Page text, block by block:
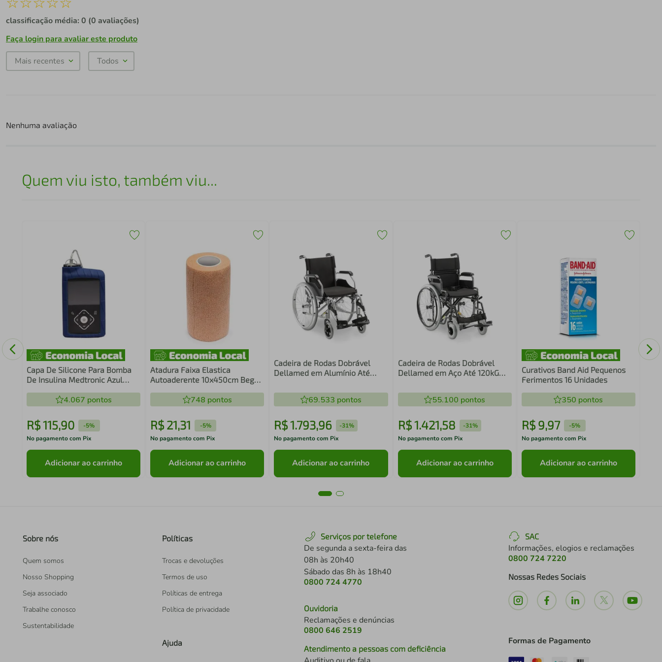
classificação média: 0 (0 avaliações)
Faça login para avaliar este produto
Mais recentes Todos
Nenhuma avaliação
Quem viu isto, também viu...
Capa De Silicone Para Bomba
De Insulina Medtronic Azul
4.067 pontos
R$115,90 -5%
No pagamento com Pix
Adicionar ao carrinho
Atadura Faixa Elastica
Autoaderente 10x450cm Bege
748 pontos
R$ 21,31 -5%
No pagamento com Pix
Adicionar ao carrinho
Cadeira de Rodas Dobrável
Dellamed em Alumínio Até
69.533 pontos
R$1.793,96 -31%
No pagamento com Pix
Adicionar ao carrinho
Cadeira de Rodas Dobrável
Dellamed em Aço Até 120kG
55.100 pontos
R$1.421,58 -31%
No pagamento com Pix
Adicionar ao carrinho
Curativos Band Aid Pequenos
Ferimentos 16 Unidades
350 pontos
R$ 9,97 -5%
No pagamento com Pix
Adicionar ao carrinho
Sobre nós
Quem somos
Nosso Shopping
Seja associado
Trabalhe conosco
Sustentabilidade
Políticas
Trocas e devoluções
Termos de uso
Políticas de entrega
Política de privacidade
Ajuda
Serviços por telefone
De segunda a sexta-feira das
08h às 20h40
Sábado das 8h às 18h40
0800 724 4770
Ouvidoria
Reclamações e denúncias
0800 646 2519
Atendimento a pessoas com deficiência
SAC
Informações, elogios e reclamações
0800 724 7220
Nossas Redes Sociais
Formas de Pagamento